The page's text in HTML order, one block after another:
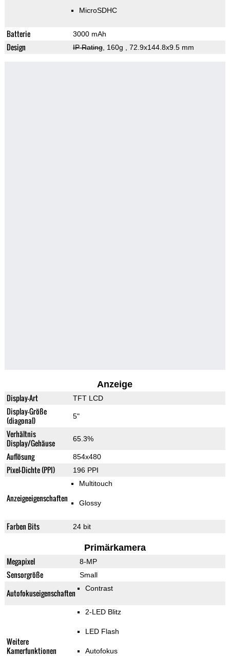
MicroSDHC
Batterie 3000 mAh
Design IP Rating, 160g , 72.9x144.8x9.5 mm
Anzeige
Display-Art TFT LCD
Display-Größe
(diagonal)
5"
Verhältnis
Display/Gehäuse
65.3%
Auflösung 854x480
Pixel-Dichte (PPI) 196 PPI
Anzeigeeigenschaften
Multitouch
Glossy
Farben Bits 24 bit
Primärkamera
Megapixel 8-MP
Sensorgröße Small
Autofokuseigenschaften Contrast
Weitere
Kamerfunktionen
2-LED Blitz
LED Flash
Autofokus